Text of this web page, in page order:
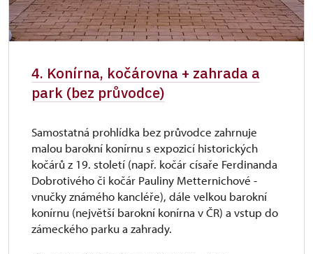
4. Konírna, kočárovna + zahrada a
park (bez průvodce)
Samostatná prohlídka bez průvodce zahrnuje
malou barokní konírnu s expozicí historických
kočárů z 19. století (např. kočár císaře Ferdinanda
Dobrotivého či kočár Pauliny Metternichové -
vnučky známého kancléře), dále velkou barokní
konírnu (největší barokní konírna v ČR) a vstup do
zámeckého parku a zahrady.